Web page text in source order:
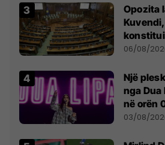
Opozita
shtunën
06/08/
Një
nga Dua
në orën
- dhe
03/08/